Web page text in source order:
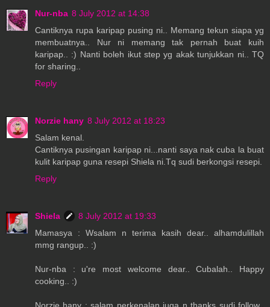
Nur-nba 8 July 2012 at 14:38
Cantiknya rupa karipap pusing ni.. Memang tekun siapa yg
membuatnya.. Nur ni memang tak pernah buat kuih
karipap.. :) Nanti boleh ikut step yg akak tunjukkan ni.. TQ
for sharing..
Reply
Norzie hany 8 July 2012 at 18:23
Salam kenal.
Cantiknya pusingan karipap ni...nanti saya nak cuba la buat
kulit karipap guna resepi Shiela ni.Tq sudi berkongsi resepi.
Reply
Shiela
8 July 2012 at 19:33
Mamasya : Wsalam n terima kasih dear.. alhamdulillah
mmg rangup.. :)
Nur-nba : u're most welcome dear.. Cubalah.. Happy
cooking.. :)